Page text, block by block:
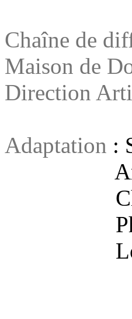
Chaîne de
Maison de
Direction
Adaptation :
Loïc